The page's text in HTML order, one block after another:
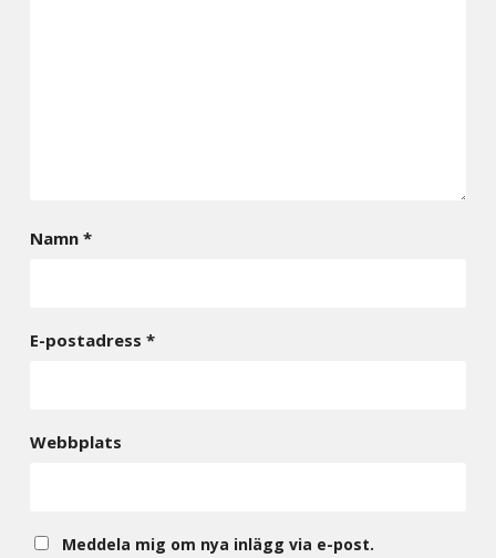
Namn *
E-postadress *
Webbplats
Meddela mig om nya inlägg via e-post.